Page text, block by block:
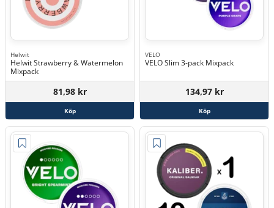
Helwit
Helwit Strawberry & Watermelon
Mixpack
81,98 kr
Köp
VELO
VELO Slim 3-pack Mixpack
134,97 kr
Köp